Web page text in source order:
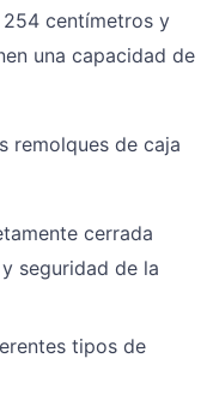
centímetros y
una capacidad de
remolques de caja
cerrada
seguridad de la
tipos de